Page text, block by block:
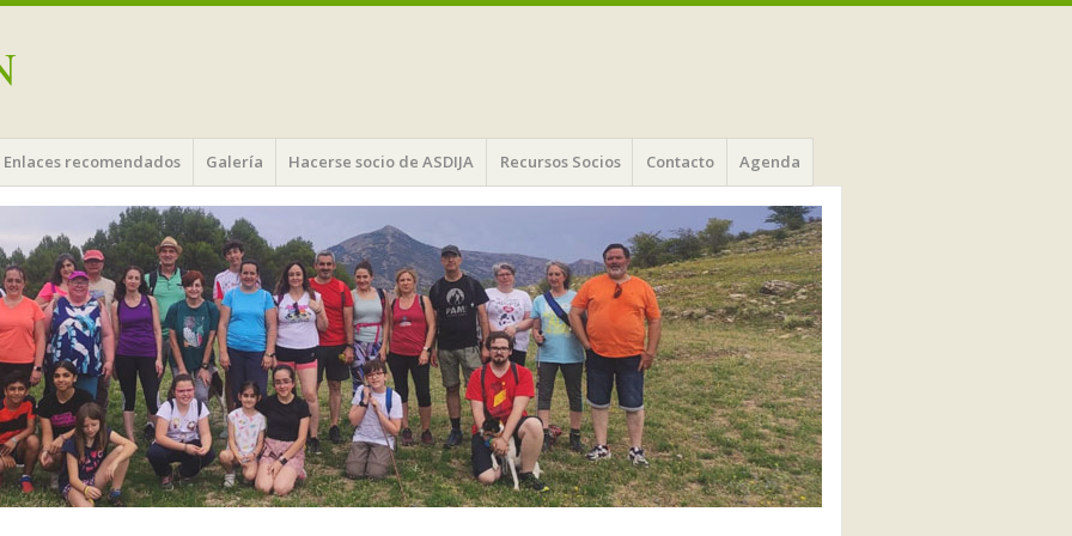
Enlaces recomendados Galería Hacerse socio de ASDIJA Recursos Socios Contacto Agenda